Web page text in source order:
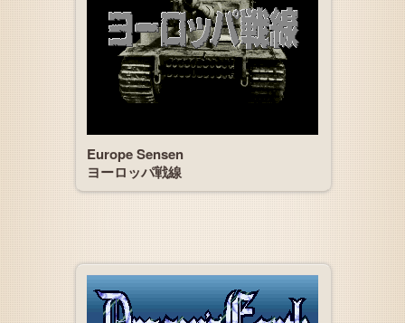
Europe Sensen
ヨーロッパ戦線